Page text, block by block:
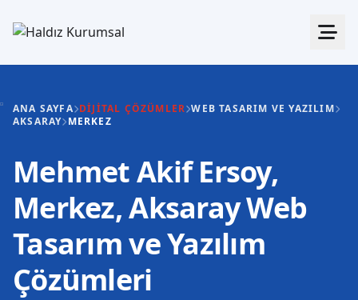
ANA SAYFA DIJITAL ÇÖZÜMLER WEB TASARIM VE YAZILIM
AKSARAY MERKEZ
Mehmet Akif Ersoy,
Merkez, Aksaray Web
Tasarım ve Yazılım
Çözümleri